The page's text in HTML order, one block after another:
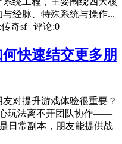
经脉、特殊系统与操作...
奇sf | 评论:0
快速结交更多朋
对提升游戏体验很重要？
玩法离不开团队协作——
日常副本，朋友能提供战